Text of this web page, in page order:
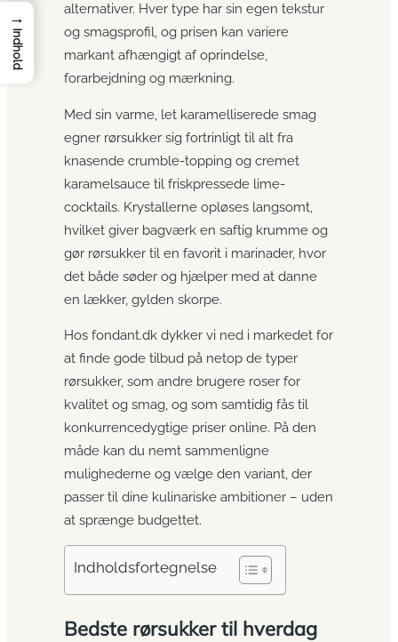
alternativer. Hver type har sin egen tekstur
og smagsprofil, og prisen kan variere
markant afhængigt af oprindelse,
forarbejdning og mærkning.
Med sin varme, let karamelliserede smag
egner rørsukker sig fortrinligt til alt fra
knasende crumble-topping og cremet
karamelsauce til friskpressede lime-
cocktails. Krystallerne opløses langsomt,
hvilket giver bagværk en saftig krumme og
gør rørsukker til en favorit i marinader, hvor
det både søder og hjælper med at danne
en lækker, gylden skorpe.
Hos fondant.dk dykker vi ned i markedet for
at finde gode tilbud på netop de typer
rørsukker, som andre brugere roser for
kvalitet og smag, og som samtidig fås til
konkurrencedygtige priser online. På den
måde kan du nemt sammenligne
mulighederne og vælge den variant, der
passer til dine kulinariske ambitioner – uden
at sprænge budgettet.
Indholdsfortegnelse
Bedste rørsukker til hverdag
→
Indhold